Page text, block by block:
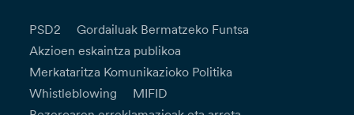
PSD2
Gordailuak Bermatzeko Funtsa
Akzioen eskaintza publikoa
Merkataritza Komunikazioko Politika
Whistleblowing
MIFID